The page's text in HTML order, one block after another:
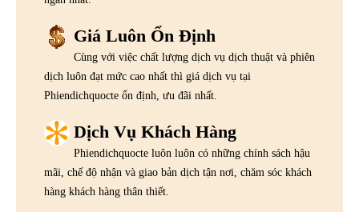
Giá Luôn Ổn Định
Cùng với việc chất lượng dịch vụ dịch thuật và phiên
dịch luôn đạt mức cao nhất thì giá dịch vụ tại
Phiendichquocte ổn định, ưu đãi nhất.
Dịch Vụ Khách Hàng
Phiendichquocte luôn luôn có những chính sách hậu
mãi, chế độ nhận và giao bản dịch tận nơi, chăm sóc khách
hàng khách hàng thân thiết.